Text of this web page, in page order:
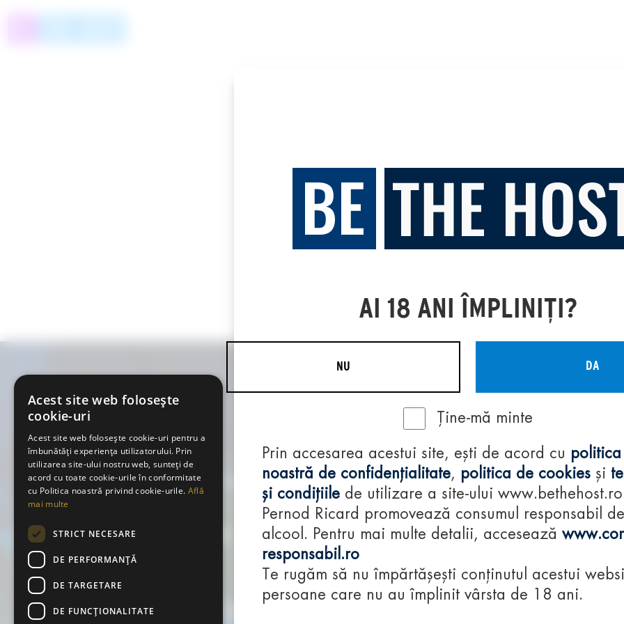
consumă-
AI 18 ANI ÎMPLINIȚI?
NU DA
Ține-mă minte
Prin accesarea acestui site, ești de acord cu politica
noastră de confidențialitate, politica de cookies și
și condițiile de utilizare a site-ului
Pernod Ricard promovează consumul responsabil de
alcool. Pentru mai multe detalii, accesează
responsabil.ro
Te rugăm să nu împărtășești conținutul acestui
persoane care nu au împlinit vârsta de 18 ani.
Acest site web folosește
cookie-uri
Acest site web folosește cookie-uri pentru a
îmbunătăți experiența utilizatorului. Prin
utilizarea site-ului nostru web, sunteți de
acord cu toate cookie-urile în conformitate
cu Politica noastră privind cookie-urile. Află
mai multe
STRICT NECESARE
DE PERFORMANȚĂ
DE TARGETARE
DE FUNCŢIONALITATE